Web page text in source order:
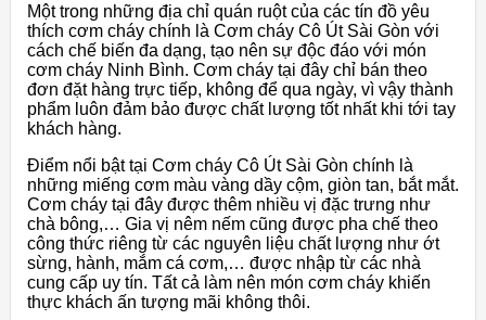
Một trong những địa chỉ quán ruột của các tín đồ yêu
thích cơm cháy chính là Cơm cháy Cô Út Sài Gòn với
cách chế biến đa dạng, tạo nên sự độc đáo với món
cơm cháy Ninh Bình. Cơm cháy tại đây chỉ bán theo
đơn đặt hàng trực tiếp, không để qua ngày, vì vậy thành
phẩm luôn đảm bảo được chất lượng tốt nhất khi tới tay
khách hàng.
Điểm nổi bật tại Cơm cháy Cô Út Sài Gòn chính là
những miếng cơm màu vàng dầy cộm, giòn tan, bắt mắt.
Cơm cháy tại đây được thêm nhiều vị đặc trưng như
chà bông,… Gia vị nêm nếm cũng được pha chế theo
công thức riêng từ các nguyên liệu chất lượng như ớt
sừng, hành, mắm cá cơm,… được nhập từ các nhà
cung cấp uy tín. Tất cả làm nên món cơm cháy khiến
thực khách ấn tượng mãi không thôi.